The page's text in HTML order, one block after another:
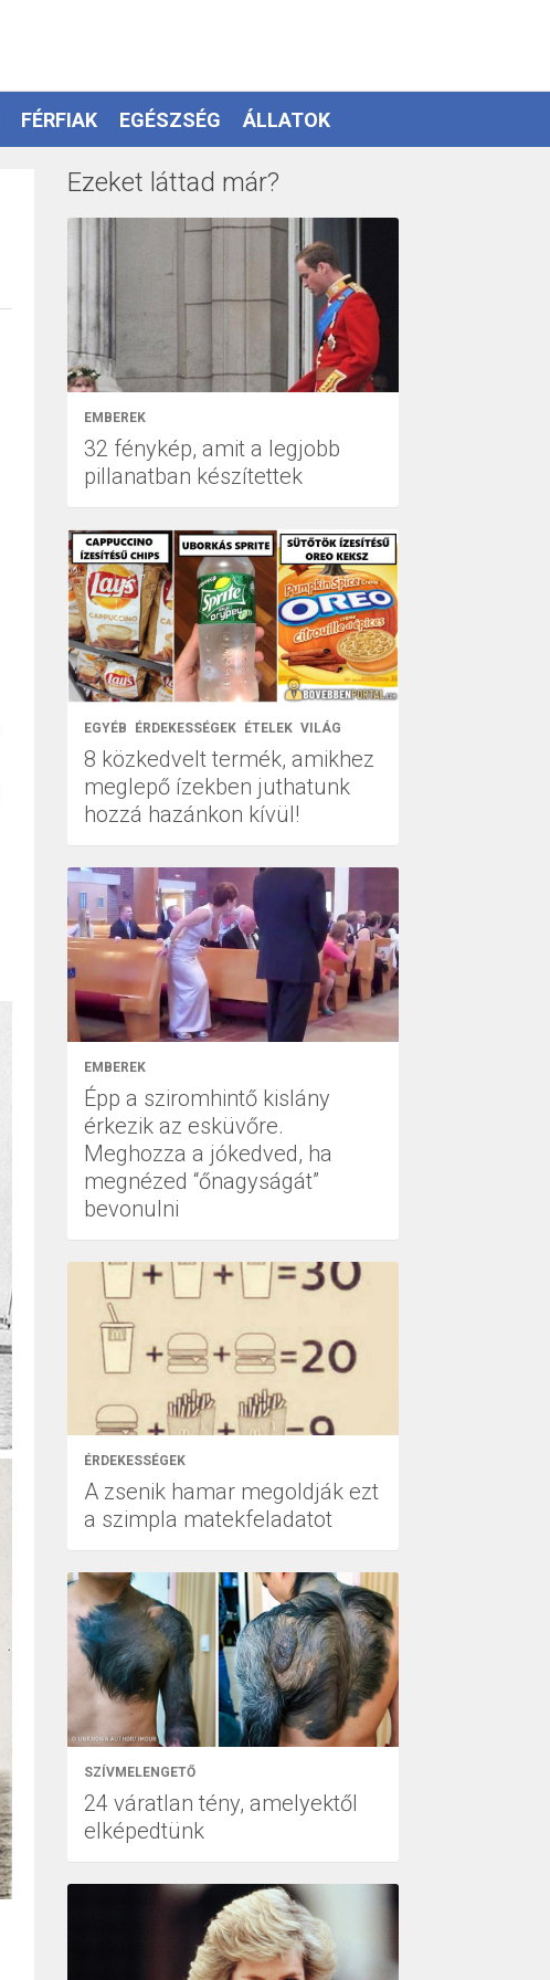
FÉRFIAK EGÉSZSÉG ÁLLATOK
Ezeket láttad már?
EMBEREK
32 fénykép, amit a legjobb
pillanatban készítettek
EGYÉB ÉRDEKESSÉGEK ÉTELEK VILÁG
8 közkedvelt termék, amikhez
meglepő ízekben juthatunk
hozzá hazánkon kívül!
EMBEREK
Épp a sziromhintő kislány
érkezik az esküvőre.
Meghozza a jókedved, ha
megnézed “őnagyságát”
bevonulni
ÉRDEKESSÉGEK
A zsenik hamar megoldják ezt
a szimpla matekfeladatot
SZÍVMELENGETŐ
24 váratlan tény, amelyektől
elképedtünk